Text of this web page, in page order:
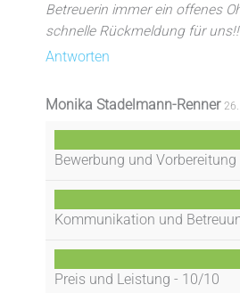
Betreuerin immer ein offenes
schnelle Rückmeldung für uns!!
Antworten
Monika Stadelmann-Renner
Bewerbung und Vorbereitung
Kommunikation und
Preis und Leistung - 10/10